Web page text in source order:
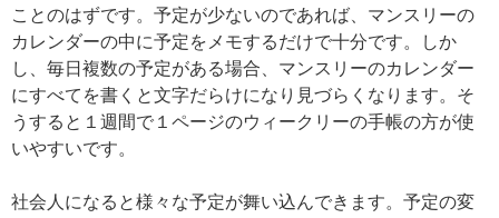
ことのはずです。予定が少ないのであれば、マンスリーの
カレンダーの中に予定をメモするだけで十分です。しか
し、毎日複数の予定がある場合、マンスリーのカレンダー
にすべてを書くと文字だらけになり見づらくなります。そ
うすると１週間で１ページのウィークリーの手帳の方が使
いやすいです。
社会人になると様々な予定が舞い込んできます。予定の変